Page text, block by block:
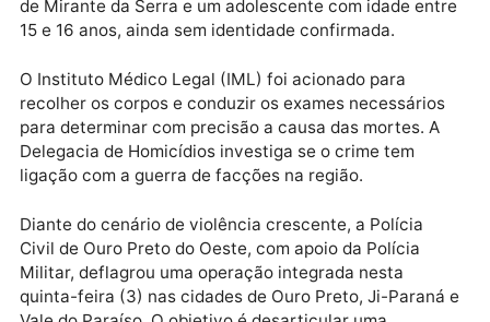
do crime, segundo vizinhos, havia sido palco de uma
festa antes das mortes.
As vítimas foram identificadas preliminarmente
Luan, adulto com anotações criminais que teria
de Mirante da Serra e um adolescente com idade
15 e 16 anos, ainda sem identidade confirmada.
O Instituto Médico Legal (IML) foi acionado para
recolher os corpos e conduzir os exames
para determinar com precisão a causa das mortes. A
Delegacia de Homicídios investiga se o crime tem